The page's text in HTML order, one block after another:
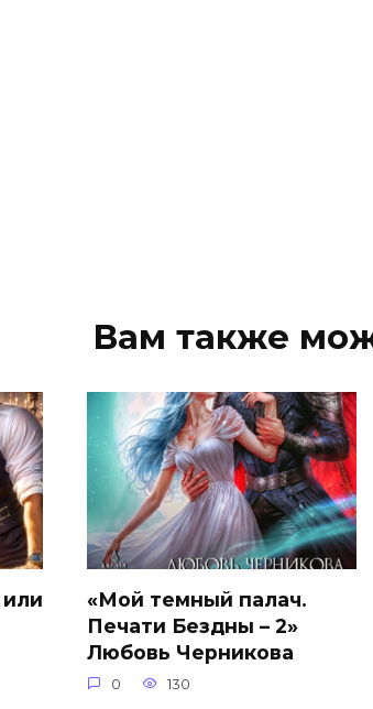
Вам также
«Мой темный палач.
Печати Бездны – 2»
Любовь Черникова
0 130